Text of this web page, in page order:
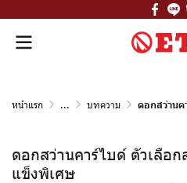
หน้าแรก ... บทความ ดอกสว่านคาร์
ดอกสว่านคาร์ไบด์ ตัวเลือก
แข็งพิเศษ